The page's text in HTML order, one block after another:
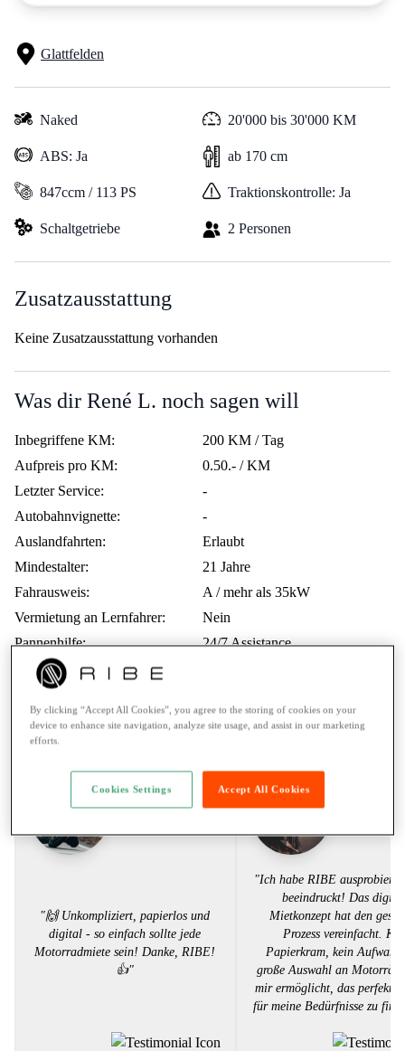
Glattfelden
Naked 20'000 bis 30'000 KM
ABS: Ja ab 170 cm
847ccm / 113 PS Traktionskontrolle: Ja
Schaltgetriebe 2 Personen
Zusatzausstattung
Keine Zusatzausstattung vorhanden
Was dir René L. noch sagen will
Inbegriffene KM:
200 KM / Tag
Aufpreis pro KM:
0.50.- / KM
Letzter Service:
-
Autobahnvignette:
-
Auslandfahrten:
Erlaubt
Mindestalter:
21 Jahre
Fahrausweis:
A / mehr als 35kW
Vermietung an Lernfahrer:
Nein
Pannenhilfe:
24/7 Assistance
Zahlungsarten:
Stimmen aus der RIBE Community
"🙌 Unkompliziert, papierlos und
digital - so einfach sollte jede
Motorradmiete sein! Danke, RIBE!
👍"
"Ich habe RIBE ausprobiert
beeindruckt! Das
Mietkonzept hat den
Prozess vereinfacht.
Papierkram, kein
große Auswahl an
mir ermöglicht, das perfekte
für meine Bedürfnisse zu
hilfsbereit. RIBE hat
By clicking “Accept All Cookies”, you agree to the storing of cookies on your
device to enhance site navigation, analyze site usage, and assist in our marketing
efforts.
Accept All Cookies
Cookies Settings